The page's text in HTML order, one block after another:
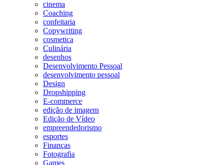
cinema
Coaching
confeitaria
Copywriting
cosmetica
Culinária
desenhos
Desenvolvimento Pessoal
desenvolvimento pessoal
Design
Dropshipping
E-commerce
edição de imagem
Edição de Vídeo
empreendedorismo
esportes
Finanças
Fotografia
Games